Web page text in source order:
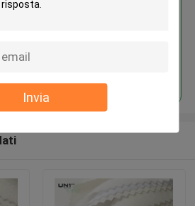
Invia
larghezza 44" o 60"